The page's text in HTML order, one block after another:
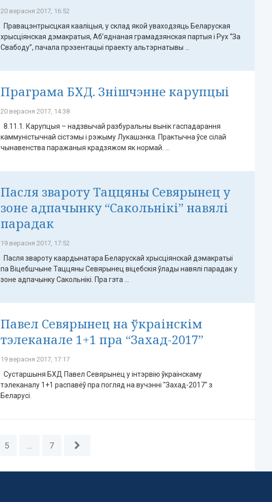
20 верасня 2017, 16:52
Правацэнтрысцкая кааліцыя, у склад якой уваходзяць Беларуская
хрысціянская дэмакратыя, Аб’яднаная грамадзянская партыя і Рух “За
Свабоду”, пачала прэзентацыі праекту альтэрнатывы ...
Праграма БХД. Знішчэнне карупцыі
20 верасня 2017, 14:38
8.11.1. Карупцыя – надзвычай разбуральны вынік гаспадарання
каммуністычнай сістэмы і рэжыму Лукашэнка. Практычна ўсе сілай
чынавенства паражаныя крадзяжом як нормай. ...
Пасля звароту Таццяны Севярынец у
зоне адпачынку “Сакольнікі” навялі
парадак
19 верасня 2017, 17:52
Пасля звароту каардынатара Беларускай хрысціянскай дэмакратыі
па Віцебшчыне Таццяны Севярынец віцебскія ўлады навялі парадак у
зоне адпачынку Сакольнікі. Пра гэта ...
Павел Севярынец на ўкраінскім
тэлеканале 1+1 пра “Захад-2017”
19 верасня 2017, 17:17
Сустаршыня БХД Павел Севярынец у інтэрвію ўкраінскаму
тэлеканалу 1+1 распавёў пра погляд на вучэнні "Захад-2017" з
Беларусі.
5 ... 7